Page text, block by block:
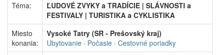
Téma:
ĽUDOVÉ ZVYKY a TRADÍCIE | SLÁVNOSTI a
FESTIVALY | TURISTIKA a CYKLISTIKA
Miesto
konania:
Vysoké Tatry (SR - Prešovský kraj)
Ubytovanie · Počasie · Cestovné poriadky